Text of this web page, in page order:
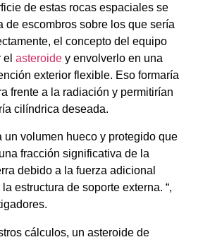
de estas rocas espaciales se
de escombros sobre los que sería
el concepto del equipo
asteroide y envolverlo en una
exterior flexible. Eso formaría
frente a la radiación y permitirían
cilíndrica deseada.
un volumen hueco y protegido que
fracción significativa de la
debido a la fuerza adicional
estructura de soporte externa. “,
cálculos, un asteroide de